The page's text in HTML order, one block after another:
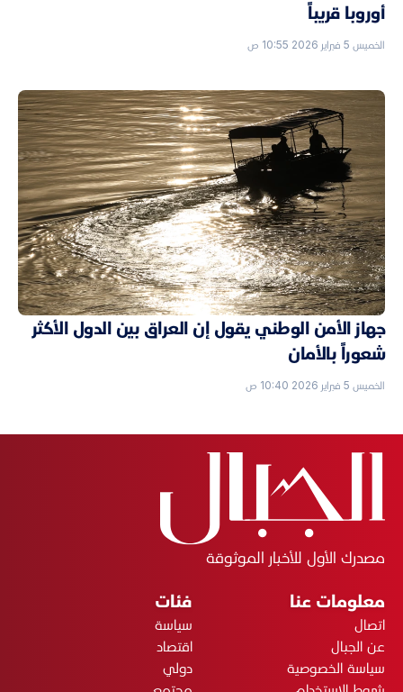
أوروبا قريباً
الخميس 5 فبراير 2026 10:55 ص
جهاز الأمن الوطني يقول إن العراق بين الدول الأكثر
شعوراً بالأمان
الخميس 5 فبراير 2026 10:40 ص
مصدرك الأول للأخبار الموثوقة
معلومات عنا
اتصال
عن الجبال
سياسة الخصوصية
فئات
سياسة
اقتصاد
دولي